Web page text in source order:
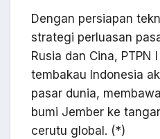
Dengan persiapan
strategi perluasan
Rusia dan Cina, PTPN
tembakau Indonesia
pasar dunia,
bumi Jember ke
cerutu global. (*)